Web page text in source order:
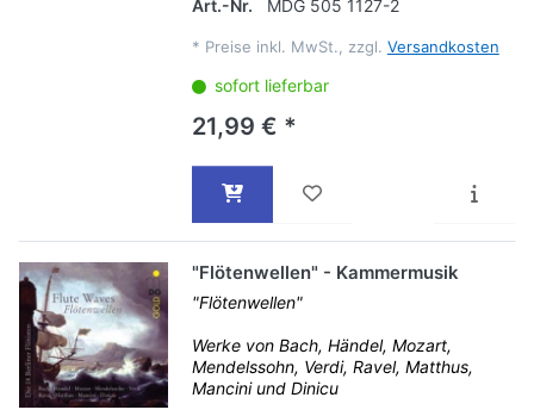
Art.-Nr.
MDG 505 1127-2
* Preise inkl. MwSt., zzgl. Versandkosten
sofort lieferbar
21,99 € *
"Flötenwellen" - Kammermusik
"Flötenwellen"
Werke von Bach, Händel, Mozart,
Mendelssohn, Verdi, Ravel, Matthus,
Mancini und Dinicu